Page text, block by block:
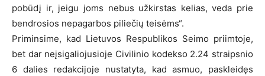
pobūdį ir, jeigu joms nebus užkirstas kelias, veda prie
bendrosios nepagarbos piliečių teisėms“.
Priminsime, kad Lietuvos Respublikos Seimo priimtoje,
bet dar neįsigaliojusioje Civilinio kodekso 2.24 straipsnio
6 dalies redakcijoje nustatyta, kad asmuo, paskleidęs